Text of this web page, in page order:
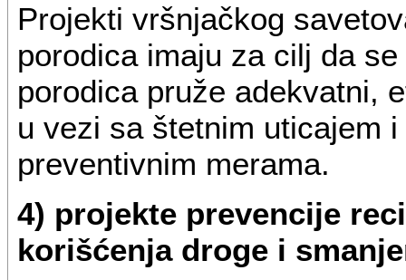
Projekti vršnjačkog
porodica imaju za cilj da
porodica pruže adekvatni,
u vezi sa štetnim uticajem
preventivnim merama.
4) projekte prevencije
korišćenja droge i